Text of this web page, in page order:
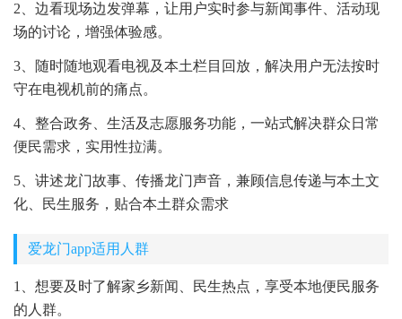
2、边看现场边发弹幕，让用户实时参与新闻事件、活动现
场的讨论，增强体验感。
3、随时随地观看电视及本土栏目回放，解决用户无法按时
守在电视机前的痛点。
4、整合政务、生活及志愿服务功能，一站式解决群众日常
便民需求，实用性拉满。
5、讲述龙门故事、传播龙门声音，兼顾信息传递与本土文
化、民生服务，贴合本土群众需求
爱龙门app适用人群
1、想要及时了解家乡新闻、民生热点，享受本地便民服务
的人群。